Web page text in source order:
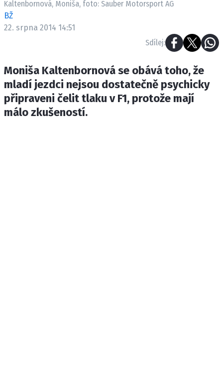
ETICKÝ KODEX
OSOBNÍ ÚDAJE / COOKIES
Provozovatelem serveru F1NEWS.cz je
Kaltenbornová, Moniša, foto: Sauber Motorsport AG
BŽ
22. srpna 2014 14:51
Sdílej:
Moniša Kaltenbornová se obává toho, že
mladí jezdci nejsou dostatečně psychicky
připraveni čelit tlaku v F1, protože mají
málo zkušeností.